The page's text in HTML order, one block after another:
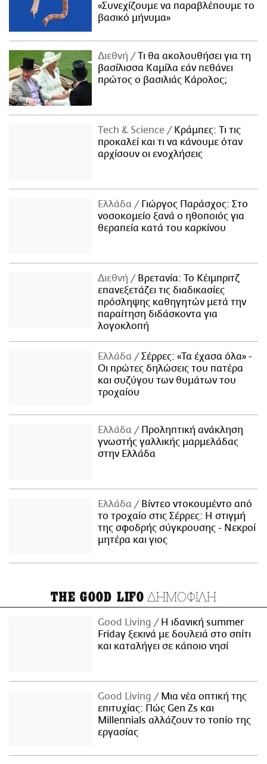
«Συνεχίζουμε να παραβλέπουμε το
βασικό μήνυμα»
Διεθνή
Τι θα ακολουθήσει για τη
βασίλισσα Καμίλα εάν πεθάνει
πρώτος ο βασιλιάς Κάρολος;
Τech & Science
Κράμπες: Τι τις
προκαλεί και τι να κάνουμε όταν
αρχίσουν οι ενοχλήσεις
Ελλάδα
Γιώργος Παράσχος: Στο
νοσοκομείο ξανά ο ηθοποιός για
θεραπεία κατά του καρκίνου
Διεθνή
Βρετανία: Το Κέιμπριτζ
επανεξετάζει τις διαδικασίες
πρόσληψης καθηγητών μετά την
παραίτηση διδάσκοντα για
λογοκλοπή
Ελλάδα
Σέρρες: «Τα έχασα όλα» -
Οι πρώτες δηλώσεις του πατέρα
και συζύγου των θυμάτων του
τροχαίου
Ελλάδα
Προληπτική ανάκληση
γνωστής γαλλικής μαρμελάδας
στην Ελλάδα
Ελλάδα
Βίντεο ντοκουμέντο από
το τροχαίο στις Σέρρες: Η στιγμή
της σφοδρής σύγκρουσης - Νεκροί
μητέρα και γιος
THE GOOD LIFO ΔΗΜΟΦΙΛΗ
Good Living
Η ιδανική summer
Friday ξεκινά με δουλειά στο σπίτι
και καταλήγει σε κάποιο νησί
Good Living
Μια νέα οπτική της
επιτυχίας: Πώς Gen Zs και
Millennials αλλάζουν το τοπίο της
εργασίας